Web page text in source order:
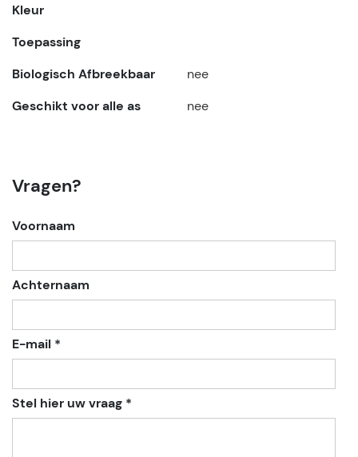
Kleur
Toepassing
Biologisch Afbreekbaar
nee
Geschikt voor alle as
nee
Vragen?
Voornaam
Achternaam
E-mail *
Stel hier uw vraag *